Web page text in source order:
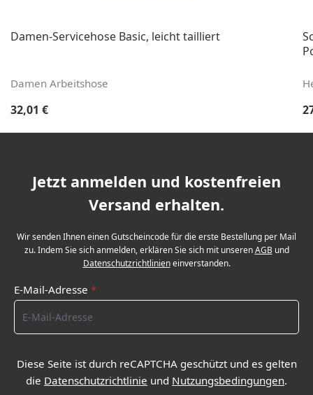
Damen-Servicehose Basic, leicht tailliert
Damen Arbeitshose
Regulärer Preis:
32,01 €
Jetzt anmelden und kostenfreien
Versand erhalten.
Wir senden Ihnen einen Gutscheincode für die erste Bestellung per Mail
zu. Indem Sie sich anmelden, erklären Sie sich mit unserenAGBund
Datenschutzrichtlinieneinverstanden.
E-Mail-Adresse *
Diese Seite ist durch reCAPTCHA geschützt und es gelten
die Datenschutzrichtlinie und Nutzungsbedingungen.